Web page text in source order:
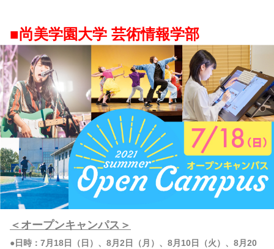
■尚美学園大学 芸術情報学部
＜オープンキャンパス＞
●日時：7月18日（日）、8月2日（月）、8月10日（火）、8月20